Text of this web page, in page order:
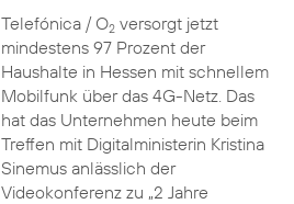
Telefónica / O2versorgt jetzt
mindestens 97 Prozent der
Haushalte in Hessen mit schnellem
Mobilfunk über das 4G-Netz. Das
hat das Unternehmen heute beim
Treffen mit Digitalministerin Kristina
Sinemus anlässlich der
Videokonferenz zu „2 Jahre